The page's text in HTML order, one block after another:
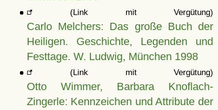
(Link mit Vergütung)
Carlo Melchers: Das große Buch der
Heiligen. Geschichte, Legenden und
Festtage. W. Ludwig, München 1998
(Link mit Vergütung)
Otto Wimmer, Barbara Knoflach-
Zingerle: Kennzeichen und Attribute der